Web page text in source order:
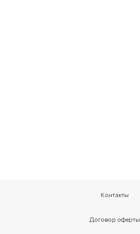
Контакты
Договор оферты